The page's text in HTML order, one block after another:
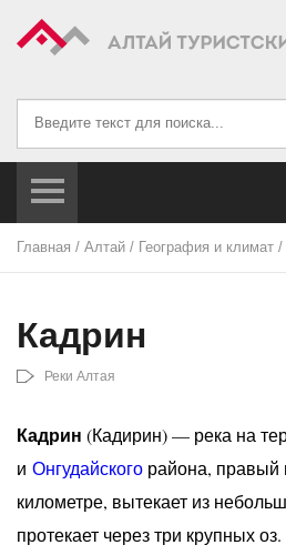
Искать...
Главная / Алтай / География и климат /
Кадрин
Реки Алтая
Кадрин (Кадирин) — река на
и Онгудайского района, правый
километре, вытекает из
протекает через три крупных